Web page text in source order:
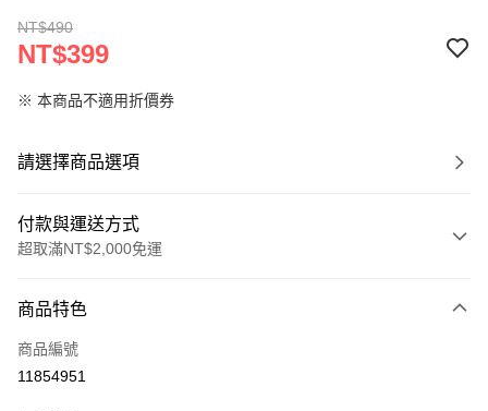
NT$490
NT$399
※ 本商品不適用折價券
請選擇商品選項
付款與運送方式
超取滿NT$2,000免運
信用卡一次付款
超商取貨付款
商品特色
商品編號
11854951